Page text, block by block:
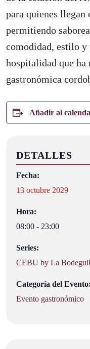
para quienes llegan
permitiendo
comodidad, estilo
hospitalidad que
gastronómica
Añadir al
DETALLES
Fecha:
13 octubre 2029
Hora:
08:00 - 23:00
Series:
CEBU by La
Categoría del Evento:
Evento gastronómico